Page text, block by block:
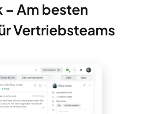
– Am besten
Vertriebsteams